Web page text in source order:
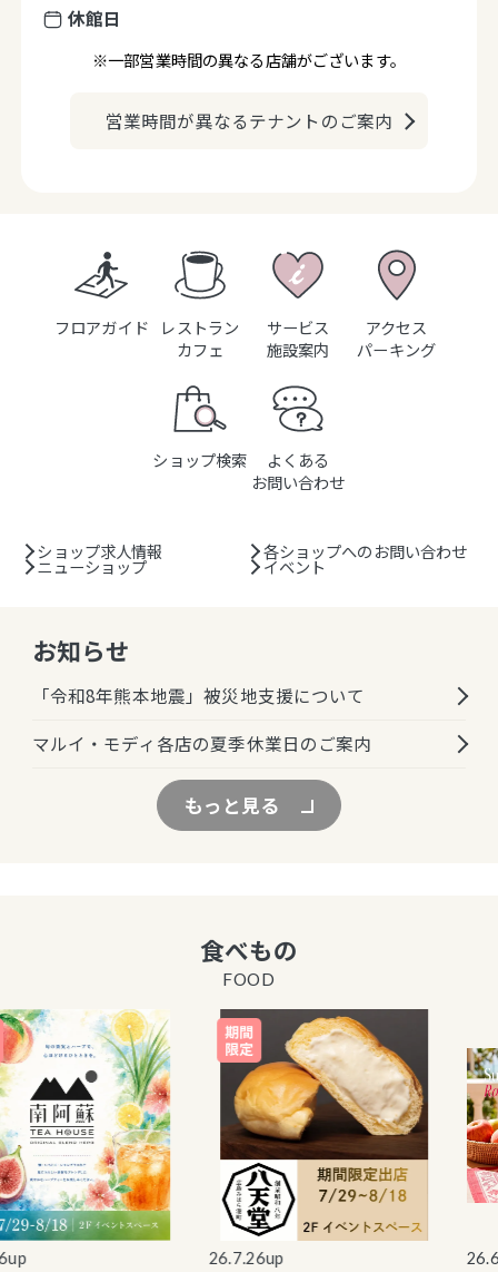
休館日
※一部営業時間の異なる店舗がございます。
営業時間が異なるテナントのご案内
フロアガイド
アクセス
パーキング
レストラン
カフェ
ショップ検索
サービス
施設案内
よくある
お問い合わせ
ショップ求人情報 各ショップへのお問い合わせ
ニューショップ イベント
お知らせ
「令和8年熊本地震」被災地支援について
マルイ・モディ各店の夏季休業日のご案内
もっと見る
食べもの
FOOD
26.7.26up